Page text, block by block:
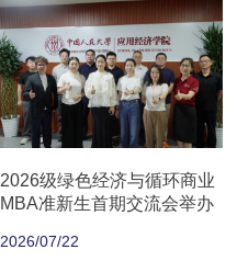
2026级绿色经济与循环商业
MBA准新生首期交流会举办
2026/07/22